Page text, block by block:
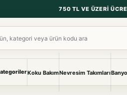
750 TL VE ÜZERI
Koku BakımNevresim Takımları